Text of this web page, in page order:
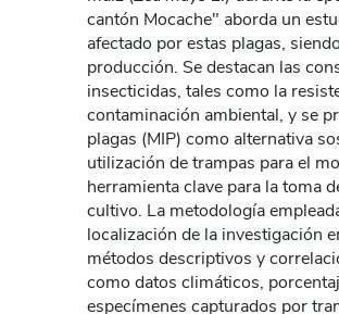
cantón Mocache" aborda un
afectado por estas plagas,
producción. Se destacan las
insecticidas, tales como la
contaminación ambiental, y se
plagas (MIP) como alternativa
utilización de trampas para el
herramienta clave para la toma
cultivo​​. La metodología
localización de la investigación
métodos descriptivos y
como datos climáticos,
especímenes capturados por